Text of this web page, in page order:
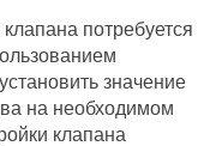
потребуется
значение
на необходимом
клапана